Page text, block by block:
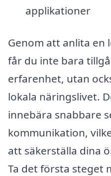
applikationer
Genom att anlita en
får du inte bara
erfarenhet, utan
lokala näringslivet.
innebära snabbare
kommunikation,
att säkerställa dina
Ta det första steget